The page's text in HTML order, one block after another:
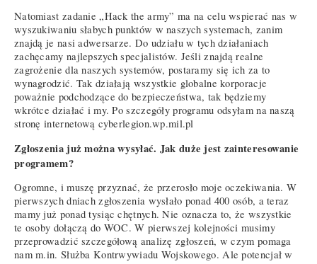
Natomiast zadanie „Hack the army” ma na celu wspierać nas w
wyszukiwaniu słabych punktów w naszych systemach, zanim
znajdą je nasi adwersarze. Do udziału w tych działaniach
zachęcamy najlepszych specjalistów. Jeśli znajdą realne
zagrożenie dla naszych systemów, postaramy się ich za to
wynagrodzić. Tak działają wszystkie globalne korporacje
poważnie podchodzące do bezpieczeństwa, tak będziemy
wkrótce działać i my. Po szczegóły programu odsyłam na naszą
stronę internetową cyberlegion.wp.mil.pl
Zgłoszenia już można wysyłać. Jak duże jest zainteresowanie
programem?
Ogromne, i muszę przyznać, że przerosło moje oczekiwania. W
pierwszych dniach zgłoszenia wysłało ponad 400 osób, a teraz
mamy już ponad tysiąc chętnych. Nie oznacza to, że wszystkie
te osoby dołączą do WOC. W pierwszej kolejności musimy
przeprowadzić szczegółową analizę zgłoszeń, w czym pomaga
nam m.in. Służba Kontrwywiadu Wojskowego. Ale potencjał w